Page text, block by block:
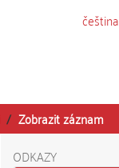
čeština
Zobrazit záznam
ODKAZY